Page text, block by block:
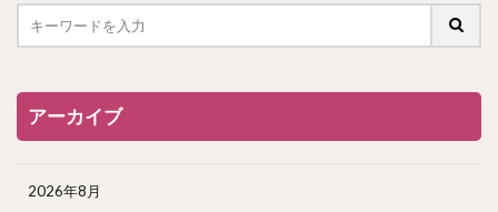
アーカイブ
2026年8月